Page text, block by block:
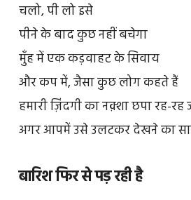
चलो, पी लो इसे
पीने के बाद कुछ नहीं बचेगा
मुँह में एक कड़वाहट के सिवाय
और कप में, जैसा कुछ लोग कहते हैं
हमारी ज़िंदगी का नक़्शा छपा रह-रह
अगर आपमें उसे उलटकर देखने का
बारिश फिर से पड़ रही है